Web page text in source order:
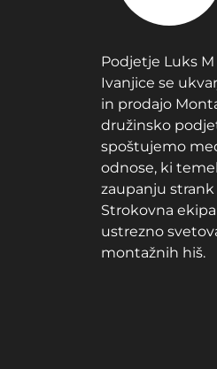
Podjetje Luks M
Ivanjice se
in prodajo
družinsko
spoštujemo
odnose, ki
zaupanju strank
Strokovna
ustrezno
montažnih hiš.